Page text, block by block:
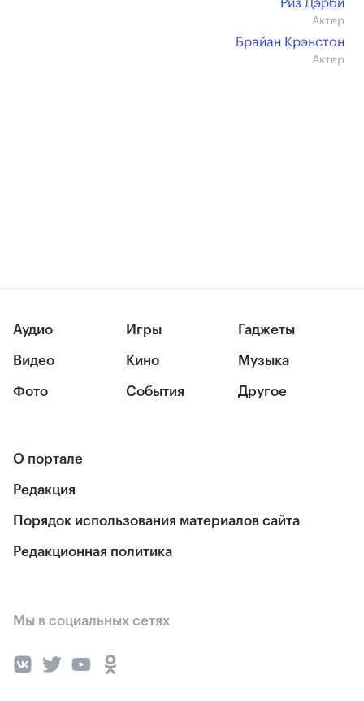
Риз Дэрби
Актер
Брайан Крэнстон
Актер
Аудио
Видео
Фото
Игры
Кино
События
Гаджеты
Музыка
Другое
О портале
Редакция
Порядок использования материалов сайта
Редакционная политика
Мы в социальных сетях